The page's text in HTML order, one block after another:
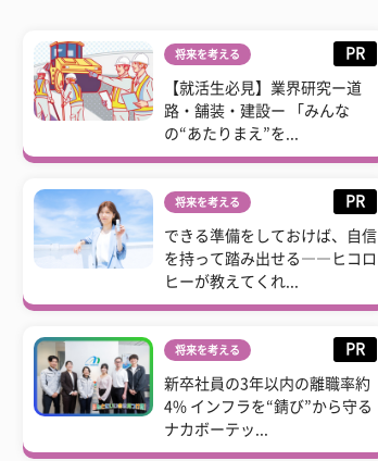
将来を考える PR
【就活生必見】業界研究ー道
路・舗装・建設ー 「みんな
の“あたりまえ”を...
将来を考える PR
できる準備をしておけば、自信
を持って踏み出せる――ヒコロ
ヒーが教えてくれ...
将来を考える PR
新卒社員の3年以内の離職率約
4% インフラを“錆び”から守る
ナカボーテッ...